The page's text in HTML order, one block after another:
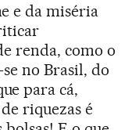
e da miséria
renda, como o
no Brasil, do
para cá,
riquezas é